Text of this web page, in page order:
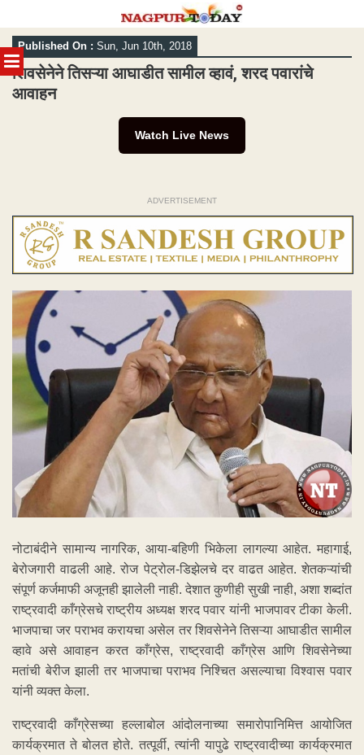
MENU
Skip
to
content
Published On : Sun, Jun 10th, 2018
शिवसेनेने तिसऱ्या आघाडीत सामील व्हावं, शरद पवारांचे
आवाहन
Watch Live News
ADVERTISEMENT
नोटाबंदीने सामान्य नागरिक, आया-बहिणी भिकेला लागल्या आहेत. महागाई,
बेरोजगारी वाढली आहे. रोज पेट्रोल-डिझेलचे दर वाढत आहेत. शेतकऱ्यांची
संपूर्ण कर्जमाफी अजूनही झालेली नाही. देशात कुणीही सुखी नाही, अशा शब्दांत
राष्ट्रवादी काँग्रेसचे राष्ट्रीय अध्यक्ष शरद पवार यांनी भाजपावर टीका केली.
भाजपाचा जर पराभव करायचा असेल तर शिवसेनेने तिसऱ्या आघाडीत सामील
व्हावे असे आवाहन करत काँग्रेस, राष्ट्रवादी काँग्रेस आणि शिवसेनेच्या
मतांची बेरीज झाली तर भाजपाचा पराभव निश्चित असल्याचा विश्वास पवार
यांनी व्यक्त केला.
राष्ट्रवादी काँग्रेसच्या हल्लाबोल आंदोलनाच्या समारोपानिमित्त आयोजित
कार्यक्रमात ते बोलत होते. तत्पूर्वी, त्यांनी यापुढे राष्ट्रवादीच्या कार्यक्रमात